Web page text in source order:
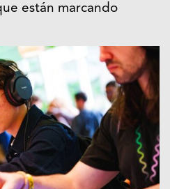
están marcando